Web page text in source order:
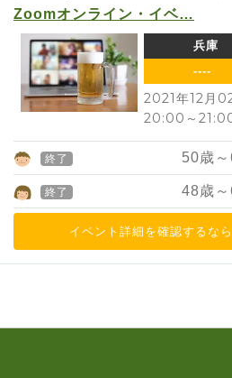
Zoomオンライン・イベ…
兵庫
----
2021年12月
20:00 ～
終了 50歳～
終了 48歳～
イベント詳細を確認するな